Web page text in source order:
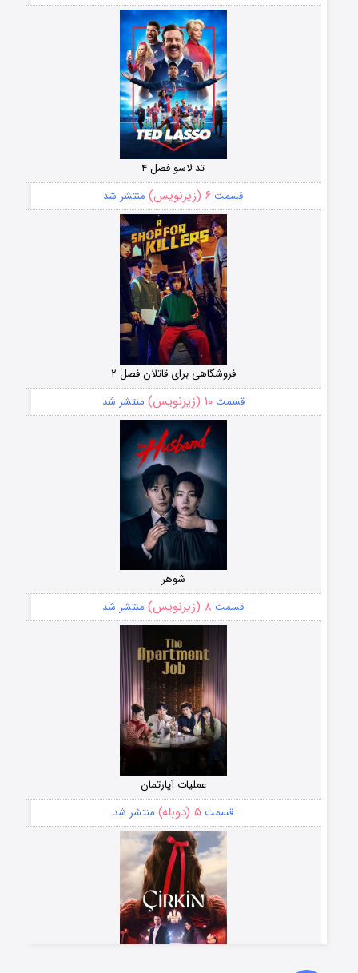
تد لاسو فصل ۴
قسمت ۶ (زیرنویس) منتشر شد
فروشگاهی برای قاتلان فصل ۲
قسمت۱۰ (زیرنویس) منتشر شد
شوهر
قسمت ۸ (زیرنویس) منتشر شد
عملیات آپارتمان
قسمت ۵ (دوبله) منتشر شد